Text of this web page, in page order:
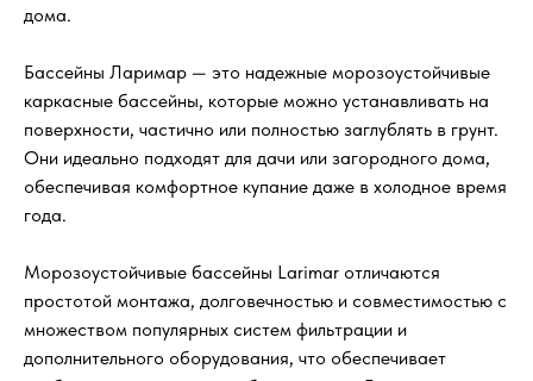
дома.
Бассейны Ларимар — это надежные морозоустойчивые
каркасные бассейны, которые можно устанавливать на
поверхности, частично или полностью заглублять в грунт.
Они идеально подходят для дачи или загородного дома,
обеспечивая комфортное купание даже в холодное время
года.
Морозоустойчивые бассейны Larimar отличаются
простотой монтажа, долговечностью и совместимостью с
множеством популярных систем фильтрации и
дополнительного оборудования, что обеспечивает